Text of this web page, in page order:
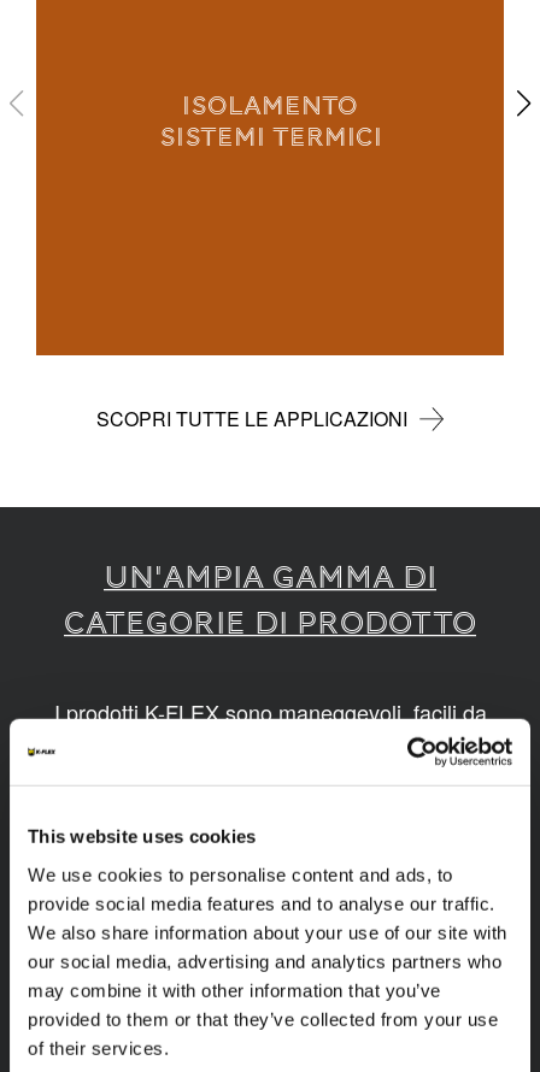
This website uses cookies
We use cookies to personalise content and ads, to
provide social media features and to analyse our traffic.
We also share information about your use of our site with
our social media, advertising and analytics partners who
may combine it with other information that you’ve
provided to them or that they’ve collected from your use
of their services.
ISOLAMENTO
SISTEMI TERMICI
SCOPRI TUTTE LE APPLICAZIONI
UN'AMPIA GAMMA DI
CATEGORIE DI PRODOTTO
I prodotti K-FLEX sono maneggevoli, facili da
montare, disponibili in diverse dimensioni e
realizzati grazie a tecnologie innovative e
1/